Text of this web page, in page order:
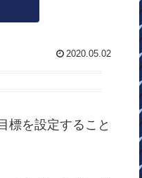
2020.05.02
標を設定すること